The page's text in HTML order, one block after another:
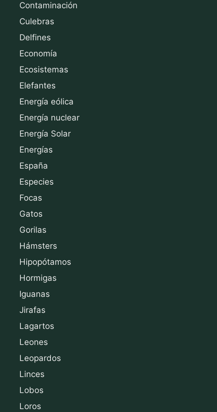
Contaminación
Culebras
Delfines
Economía
Ecosistemas
Elefantes
Energía eólica
Energía nuclear
Energía Solar
Energías
España
Especies
Focas
Gatos
Gorilas
Hámsters
Hipopótamos
Hormigas
Iguanas
Jirafas
Lagartos
Leones
Leopardos
Linces
Lobos
Loros